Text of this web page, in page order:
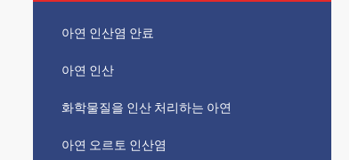
아연 인산염 안료
아연 인산
화학물질을 인산 처리하는 아연
아연 오르토 인산염